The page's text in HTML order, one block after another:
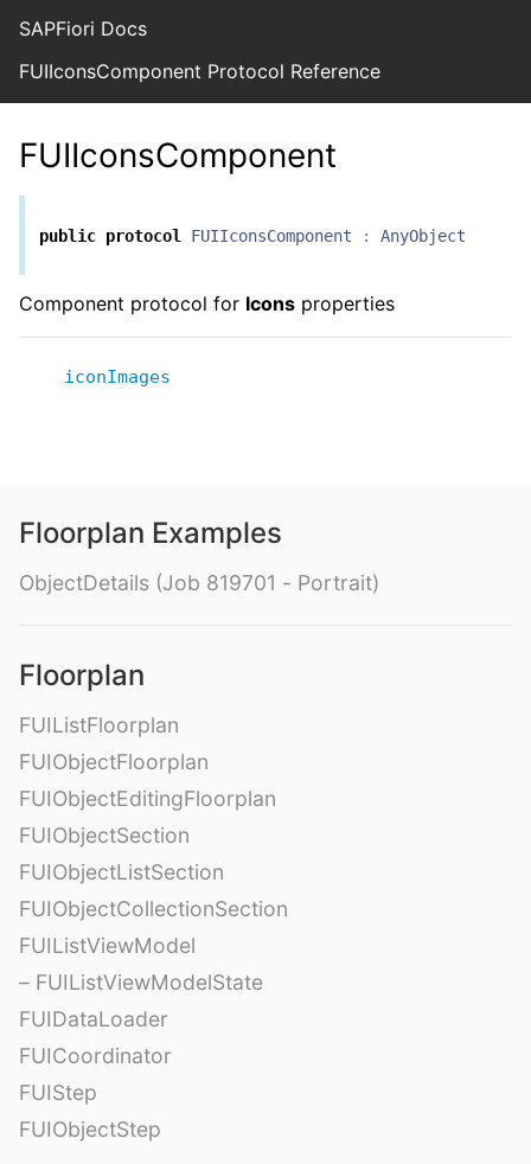
SAPFiori Docs
FUIIconsComponent Protocol Reference
FUIIconsComponent
public protocol FUIIconsComponent : AnyObject
Component protocol for Icons properties
iconImages
Floorplan Examples
ObjectDetails (Job 819701 - Portrait)
Floorplan
FUIListFloorplan
FUIObjectFloorplan
FUIObjectEditingFloorplan
FUIObjectSection
FUIObjectListSection
FUIObjectCollectionSection
FUIListViewModel
– FUIListViewModelState
FUIDataLoader
FUICoordinator
FUIStep
FUIObjectStep